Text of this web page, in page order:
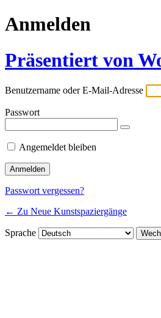
Anmelden
Präsentiert von
Benutzername oder E-Mail-Adresse
Passwort
Angemeldet bleiben
Passwort vergessen?
← Zu Neue Kunstspaziergänge
Sprache